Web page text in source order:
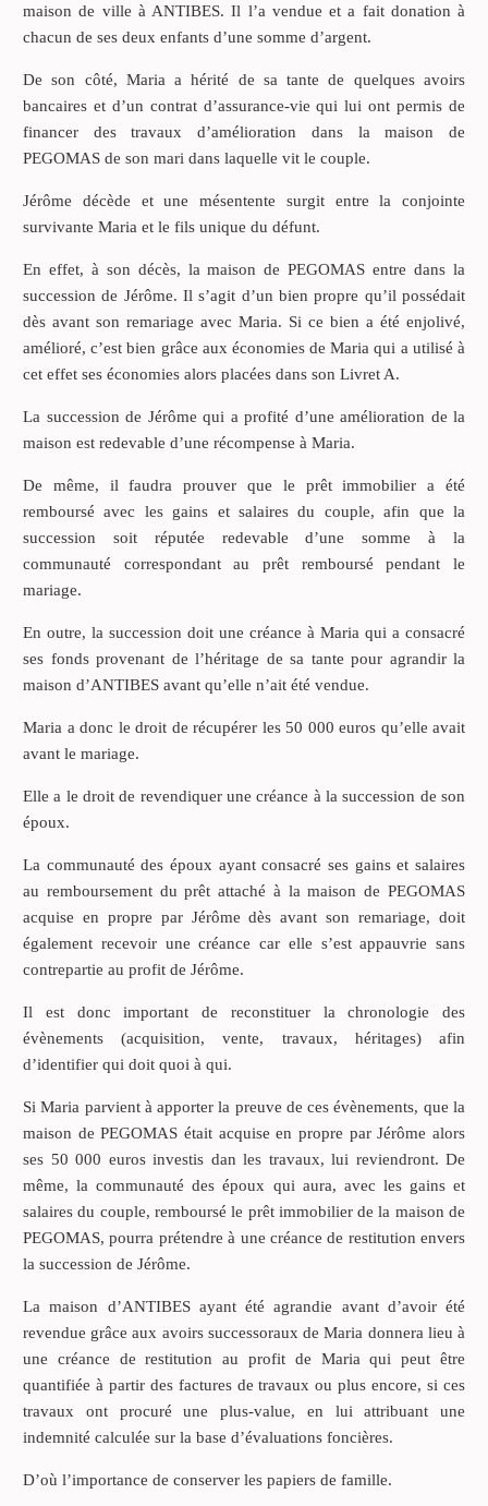
maison de ville à ANTIBES. Il l’a vendue et a fait donation à
chacun de ses deux enfants d’une somme d’argent.
De son côté, Maria a hérité de sa tante de quelques avoirs
bancaires et d’un contrat d’assurance-vie qui lui ont permis de
financer des travaux d’amélioration dans la maison de
PEGOMAS de son mari dans laquelle vit le couple.
Jérôme décède et une mésentente surgit entre la conjointe
survivante Maria et le fils unique du défunt.
En effet, à son décès, la maison de PEGOMAS entre dans la
succession de Jérôme. Il s’agit d’un bien propre qu’il possédait
dès avant son remariage avec Maria. Si ce bien a été enjolivé,
amélioré, c’est bien grâce aux économies de Maria qui a utilisé à
cet effet ses économies alors placées dans son Livret A.
La succession de Jérôme qui a profité d’une amélioration de la
maison est redevable d’une récompense à Maria.
De même, il faudra prouver que le prêt immobilier a été
remboursé avec les gains et salaires du couple, afin que la
succession soit réputée redevable d’une somme à la
communauté correspondant au prêt remboursé pendant le
mariage.
En outre, la succession doit une créance à Maria qui a consacré
ses fonds provenant de l’héritage de sa tante pour agrandir la
maison d’ANTIBES avant qu’elle n’ait été vendue.
Maria a donc le droit de récupérer les 50 000 euros qu’elle avait
avant le mariage.
Elle a le droit de revendiquer une créance à la succession de son
époux.
La communauté des époux ayant consacré ses gains et salaires
au remboursement du prêt attaché à la maison de PEGOMAS
acquise en propre par Jérôme dès avant son remariage, doit
également recevoir une créance car elle s’est appauvrie sans
contrepartie au profit de Jérôme.
Il est donc important de reconstituer la chronologie des
évènements (acquisition, vente, travaux, héritages) afin
d’identifier qui doit quoi à qui.
Si Maria parvient à apporter la preuve de ces évènements, que la
maison de PEGOMAS était acquise en propre par Jérôme alors
ses 50 000 euros investis dan les travaux, lui reviendront. De
même, la communauté des époux qui aura, avec les gains et
salaires du couple, remboursé le prêt immobilier de la maison de
PEGOMAS, pourra prétendre à une créance de restitution envers
la succession de Jérôme.
La maison d’ANTIBES ayant été agrandie avant d’avoir été
revendue grâce aux avoirs successoraux de Maria donnera lieu à
une créance de restitution au profit de Maria qui peut être
quantifiée à partir des factures de travaux ou plus encore, si ces
travaux ont procuré une plus-value, en lui attribuant une
indemnité calculée sur la base d’évaluations foncières.
D’où l’importance de conserver les papiers de famille.